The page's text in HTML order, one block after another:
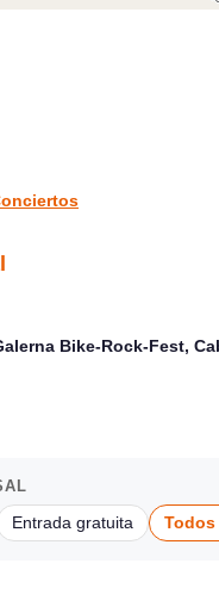
Bike-Rock-Fest,
Entrada gratuita Todos